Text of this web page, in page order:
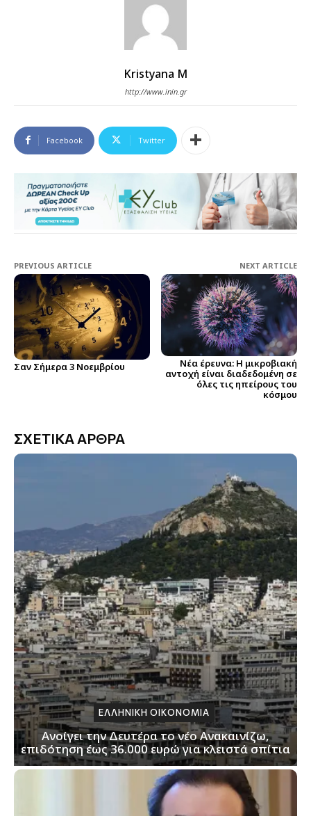
Kristyana M
http://www.inin.gr
Facebook Twitter
PREVIOUS ARTICLE
Σαν Σήμερα 3 Νοεμβρίου
NEXT ARTICLE
Νέα έρευνα: Η μικροβιακή
αντοχή είναι διαδεδομένη σε
όλες τις ηπείρους του
κόσμου
ΣΧΕΤΙΚΑ ΑΡΘΡΑ
ΕΛΛΗΝΙΚΗ ΟΙΚΟΝΟΜΙΑ
Ανοίγει την Δευτέρα το νέο Ανακαινίζω,
επιδότηση έως 36.000 ευρώ για κλειστά σπίτια